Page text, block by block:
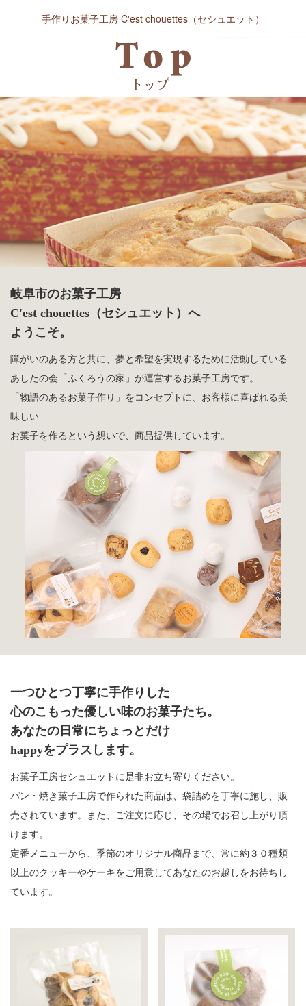
手作りお菓子工房 C'est chouettes（セシュエット）
岐阜市のお菓子工房
C'est chouettes（セシュエット）へ
ようこそ。
障がいのある方と共に、夢と希望を実現するために活動している
あしたの会「ふくろうの家」が運営するお菓子工房です。
「物語のあるお菓子作り」をコンセプトに、お客様に喜ばれる美
味しい
お菓子を作るという想いで、商品提供しています。
一つひとつ丁寧に手作りした
心のこもった優しい味のお菓子たち。
あなたの日常にちょっとだけ
happyをプラスします。
お菓子工房セシュエットに是非お立ち寄りください。
パン・焼き菓子工房で作られた商品は、袋詰めを丁寧に施し、販
売されています。また、ご注文に応じ、その場でお召し上がり頂
けます。
定番メニューから、季節のオリジナル商品まで、常に約３０種類
以上のクッキーやケーキをご用意してあなたのお越しをお待ちし
ています。